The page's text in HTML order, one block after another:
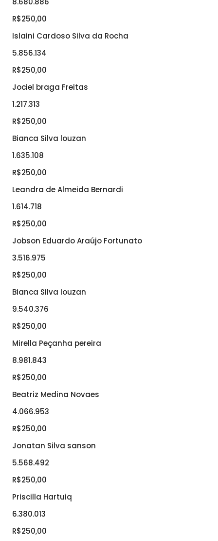
R$250,00
Islaini Cardoso Silva da Rocha
5.856.134
R$250,00
Jociel braga Freitas
1.217.313
R$250,00
Bianca Silva louzan
1.635.108
R$250,00
Leandra de Almeida Bernardi
1.614.718
R$250,00
Jobson Eduardo Araújo Fortunato
3.516.975
R$250,00
Bianca Silva louzan
9.540.376
R$250,00
Mirella Peçanha pereira
8.981.843
R$250,00
Beatriz Medina Novaes
4.066.953
R$250,00
Jonatan Silva sanson
5.568.492
R$250,00
Priscilla Hartuiq
6.380.013
R$250,00